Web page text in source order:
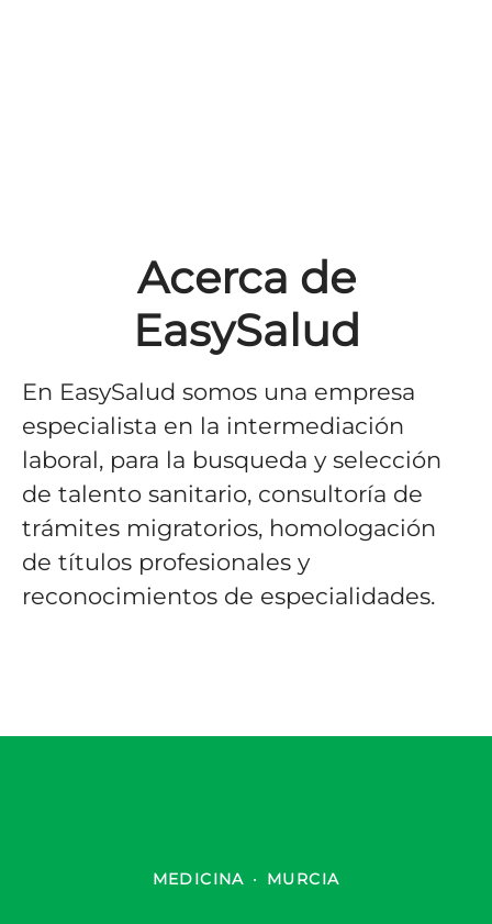
Acerca de
EasySalud
En EasySalud somos una empresa
especialista en la intermediación
laboral, para la busqueda y selección
de talento sanitario, consultoría de
trámites migratorios, homologación
de títulos profesionales y
reconocimientos de especialidades.
MEDICINA · MURCIA